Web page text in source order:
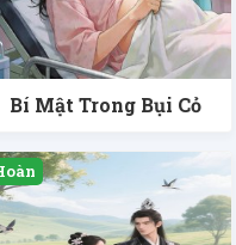
Bí Mật Trong Bụi Cỏ